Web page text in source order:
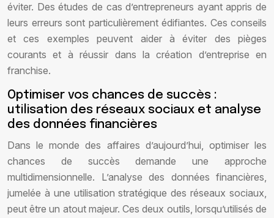
éviter. Des études de cas d’entrepreneurs ayant appris de
leurs erreurs sont particulièrement édifiantes. Ces conseils
et ces exemples peuvent aider à éviter des pièges
courants et à réussir dans la création d’entreprise en
franchise.
Optimiser vos chances de succès :
utilisation des réseaux sociaux et analyse
des données financières
Dans le monde des affaires d’aujourd’hui, optimiser les
chances de succès demande une approche
multidimensionnelle. L’analyse des données financières,
jumelée à une utilisation stratégique des réseaux sociaux,
peut être un atout majeur. Ces deux outils, lorsqu’utilisés de